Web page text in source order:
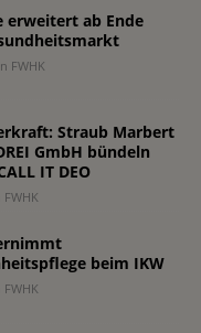
erweitert ab Ende
FWHK
Straub Marbert
GmbH bündeln
IT DEO
beim IKW